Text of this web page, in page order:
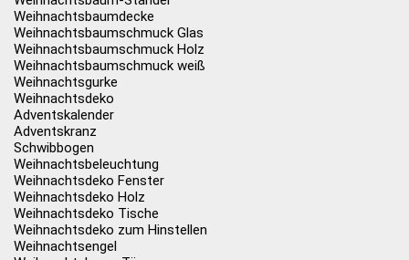
Weihnachtsbaumdecke
Weihnachtsbaumschmuck Glas
Weihnachtsbaumschmuck Holz
Weihnachtsbaumschmuck weiß
Weihnachtsgurke
Weihnachtsdeko
Adventskalender
Adventskranz
Schwibbogen
Weihnachtsbeleuchtung
Weihnachtsdeko Fenster
Weihnachtsdeko Holz
Weihnachtsdeko Tische
Weihnachtsdeko zum Hinstellen
Weihnachtsengel